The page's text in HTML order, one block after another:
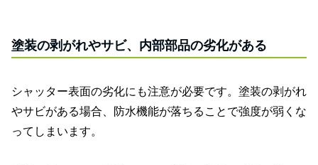
塗装の剥がれやサビ、内部部品の劣化がある
シャッター表面の劣化にも注意が必要です。塗装の剥がれ
やサビがある場合、防水機能が落ちることで強度が弱くな
ってしまいます。